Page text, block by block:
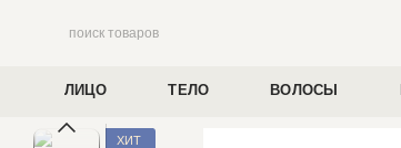
ЛИЦО ТЕЛО ВОЛОСЫ
ХИТ